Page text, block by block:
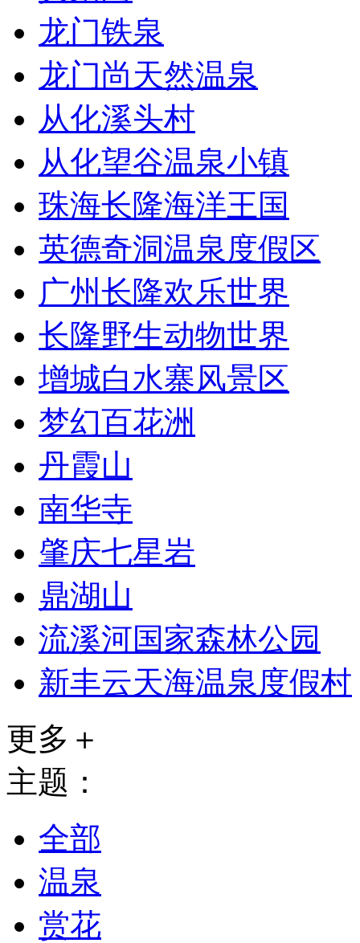
龙门铁泉
龙门尚天然温泉
从化溪头村
从化望谷温泉小镇
珠海长隆海洋王国
英德奇洞温泉度假区
广州长隆欢乐世界
长隆野生动物世界
增城白水寨风景区
梦幻百花洲
丹霞山
南华寺
肇庆七星岩
鼎湖山
流溪河国家森林公园
新丰云天海温泉度假村
更多＋
主题：
全部
温泉
赏花